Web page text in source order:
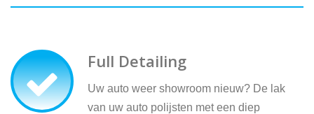
Full Detailing
Uw auto weer showroom nieuw? De lak
van uw auto polijsten met een diep